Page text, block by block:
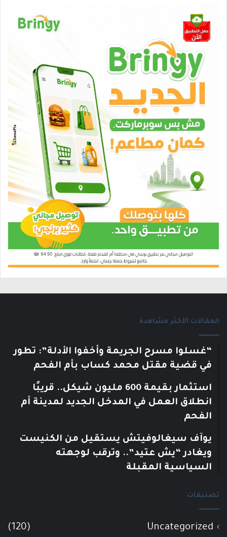
المقالات الأكثر مشاهدة
“غسلوا مسرح الجريمة وأخفوا الأدلة”: تطور
في قضية مقتل محمد كساب بأم الفحم
استثمار بقيمة 600 مليون شيكل.. قريبًا
انطلاق العمل في المدخل الجديد لمدينة أم
الفحم
يوآف سيغالوفيتش يستقيل من الكنيست
ويغادر “يش عتيد”.. وترقب لوجهته
السياسية المقبلة
تصنيفات
Uncategorized
(120)